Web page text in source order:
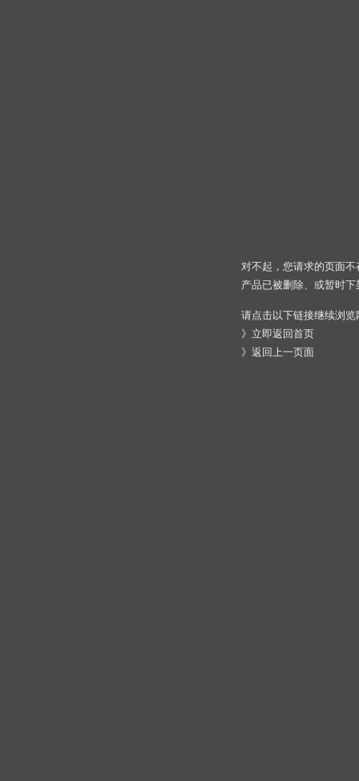
对不起，您请求的页面
产品已被删除、或暂时下
请点击以下链接继续浏览
》 立即返回首页
》 返回上一页面